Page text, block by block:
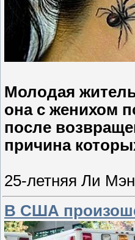
Молодая
она с женихом
после
причина
25-летняя Ли
В США